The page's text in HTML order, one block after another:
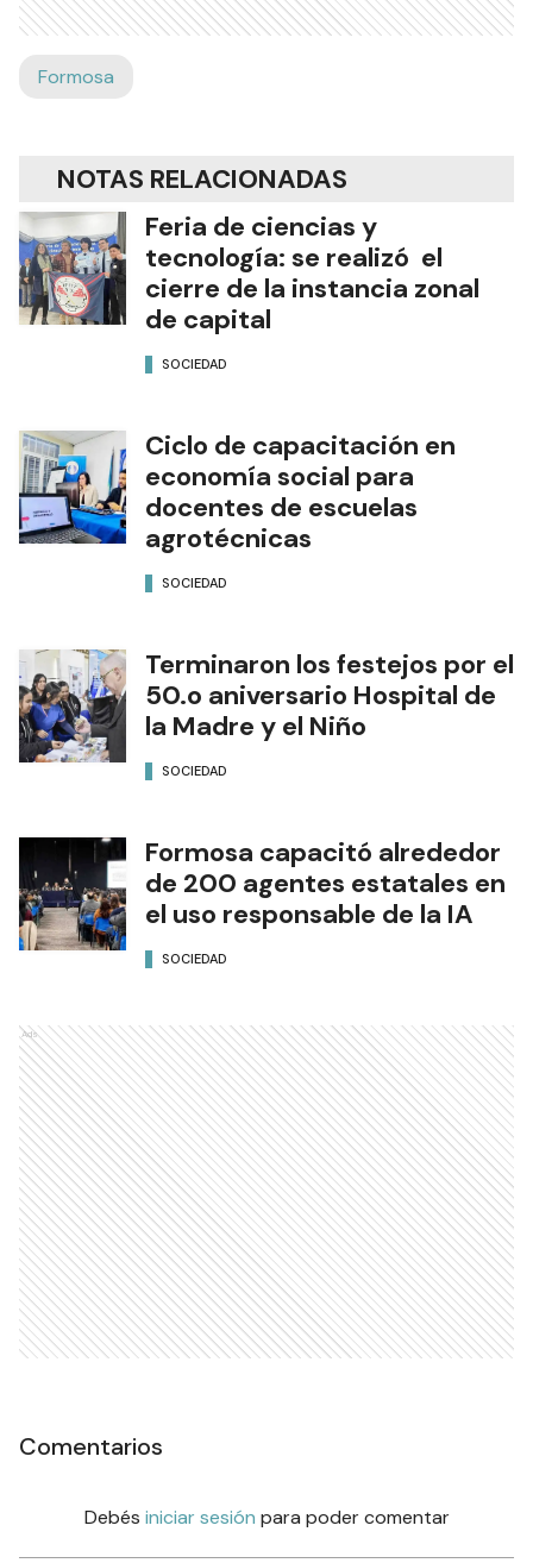
Formosa
NOTAS RELACIONADAS
Feria de ciencias y
tecnología: se realizó el
cierre de la instancia zonal
de capital
SOCIEDAD
Ciclo de capacitación en
economía social para
docentes de escuelas
agrotécnicas
SOCIEDAD
Terminaron los festejos por el
50.o aniversario Hospital de
la Madre y el Niño
SOCIEDAD
Formosa capacitó alrededor
de 200 agentes estatales en
el uso responsable de la IA
SOCIEDAD
Ads
Comentarios
Debés iniciar sesión para poder comentar